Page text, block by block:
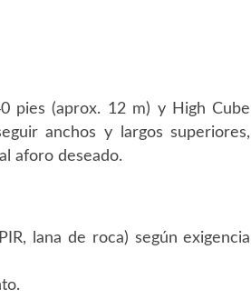
pies (aprox. 12 m) y High Cube
anchos y largos superiores,
aforo deseado.
lana de roca) según exigencia